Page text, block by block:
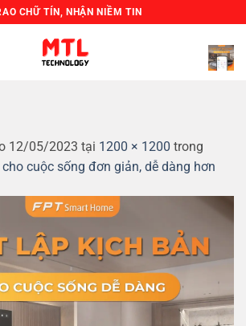
CHỮ TÍN, NHẬN NIỀM TIN
12/05/2023 tại 1200 × 1200 trong
cuộc sống đơn giản, dễ dàng hơn